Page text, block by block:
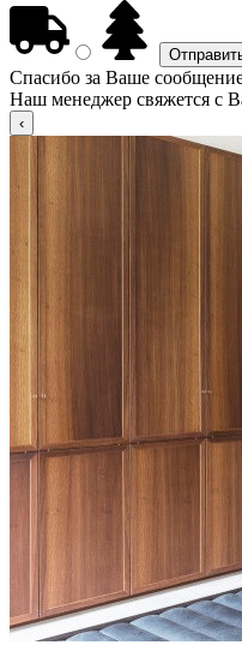
Спасибо за Ваше
Наш менеджер свяжется с